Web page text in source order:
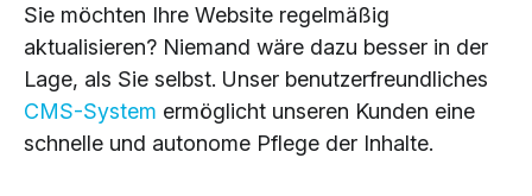
Sie möchten Ihre Website regelmäßig
aktualisieren? Niemand wäre dazu besser in der
Lage, als Sie selbst. Unser benutzerfreundliches
CMS-System ermöglicht unseren Kunden eine
schnelle und autonome Pflege der Inhalte.